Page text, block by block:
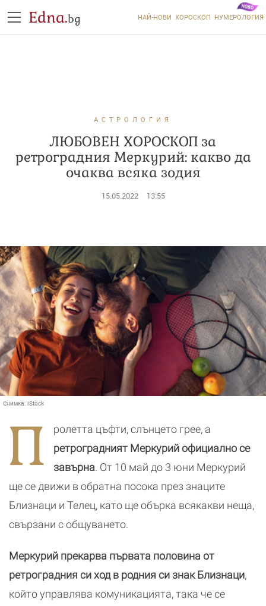
Edna.bg НАЙ-НОВИ ХОРОСКОП НУМЕРОЛОГИЯ
АСТРОЛОГИЯ
ЛЮБОВЕН ХОРОСКОП за
ретроградния Меркурий: какво да
очаква всяка зодия
15.05.2022 13:55
Снимка: iStock
П
ролетта цъфти, слънцето грее, а
ретроградният Меркурий официално се
завърна. От 10 май до 3 юни Меркурий
ще се движи в обратна посока през знаците
Близнаци и Телец, като ще обърка всякакви неща,
свързани с общуването.
Меркурий прекарва първата половина от
ретроградния си ход в родния си знак Близнаци,
който управлява комуникацията, така че се